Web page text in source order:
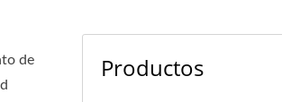
de
Productos